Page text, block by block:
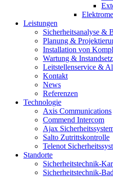
Leistungen
Sicherheitsanalyse &
Planung &
Installation von
Wartung &
Leitstellenservice &
Kontakt
News
Referenzen
Technologie
Axis Communications
Commend Intercom
Ajax
Salto Zutrittskontrolle
Telenot
Standorte
Sicherheitstechnik-
Sicherheitstechnik-